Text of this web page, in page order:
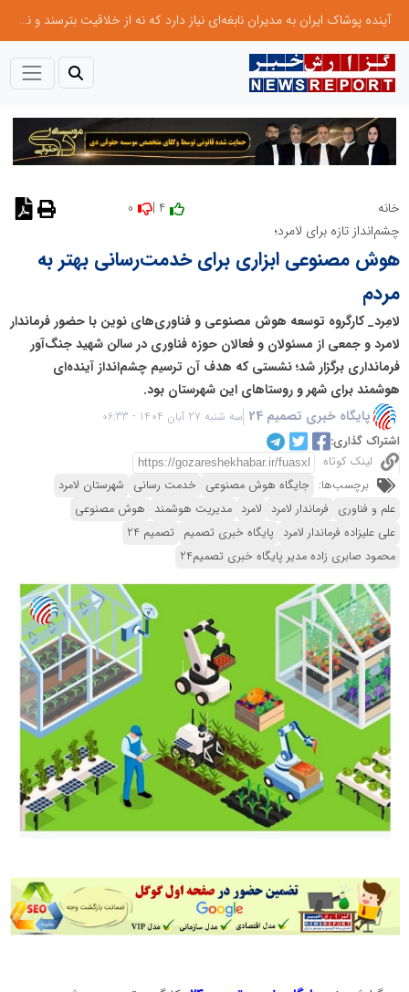
آینده پوشاک ایران به مدیران نابغه‌ای نیاز دارد که نه از خلاقیت بترسند و نه بروکراسی
خانه
چشم‌انداز تازه برای لامرد؛
هوش مصنوعی ابزاری برای خدمت‌رسانی بهتر به
مردم
لامِرد_ کارگروه توسعه هوش مصنوعی و فناوری‌های نوین با حضور فرماندار
لامرد و جمعی از مسئولان و فعالان حوزه فناوری در سالن شهید جنگ‌آور
فرمانداری برگزار شد؛ نشستی که هدف آن ترسیم چشم‌انداز آینده‌ای
هوشمند برای شهر و روستاهای این شهرستان بود.
پایگاه خبری تصمیم 24
سه شنبه 27 آبان 1404 - 06:33
اشتراک گذاری:
لینک کوتاه
برچسب‌ها: جایگاه هوش مصنوعی خدمت رسانی شهرستان لامرد
علم و فناوری فرماندار لامرد لامرد مدیریت هوشمند هوش مصنوعی
علی علیزاده فرماندار لامرد پایگاه خبری تصمیم تصمیم 24
محمود صابری زاده مدیر پایگاه خبری تصمیم24